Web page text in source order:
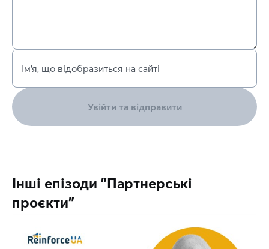
Ім’я, що відобразиться на сайті
Увійти та відправити
Інші епізоди "Партнерські
проєкти"